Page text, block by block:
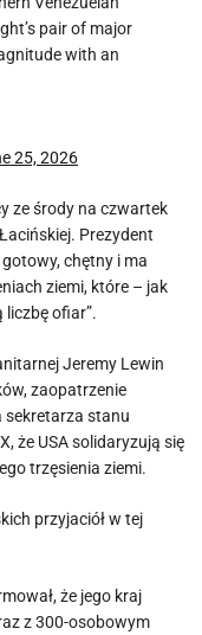
pair of major
with an
25, 2026
ze środy na czwartek
Prezydent
gotowy, chętny i ma
ziemi, które – jak
liczbę ofiar”.
Jeremy Lewin
zaopatrzenie
sekretarza stanu
że USA solidaryzują się
trzęsienia ziemi.
przyjaciół w tej
że jego kraj
z 300-osobowym